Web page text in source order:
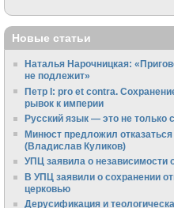
Новые статьи
Наталья Нарочницкая:
не подлежит»
Петр I: pro et contra.
рывок к империи
Русский язык — это не только
Минюст предложил
(Владислав Куликов)
УПЦ заявила о независимости
В УПЦ заявили о сохранении
церковью
Дерусификация и